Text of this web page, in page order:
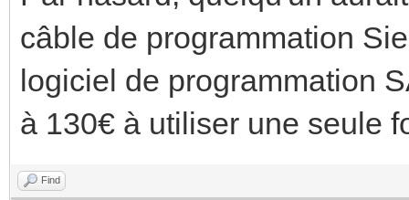
câble de programmation
logiciel de programmation
à 130€ à utiliser une seule
Find